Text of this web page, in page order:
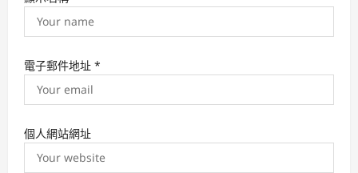
電子郵件地址 *
個人網站網址